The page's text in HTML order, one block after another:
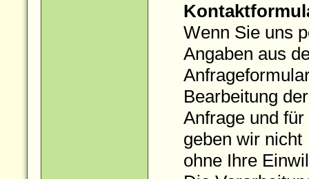
Wenn Sie uns
Angaben aus
Bearbeitung der
Anfrage und
geben wir nicht
ohne Ihre